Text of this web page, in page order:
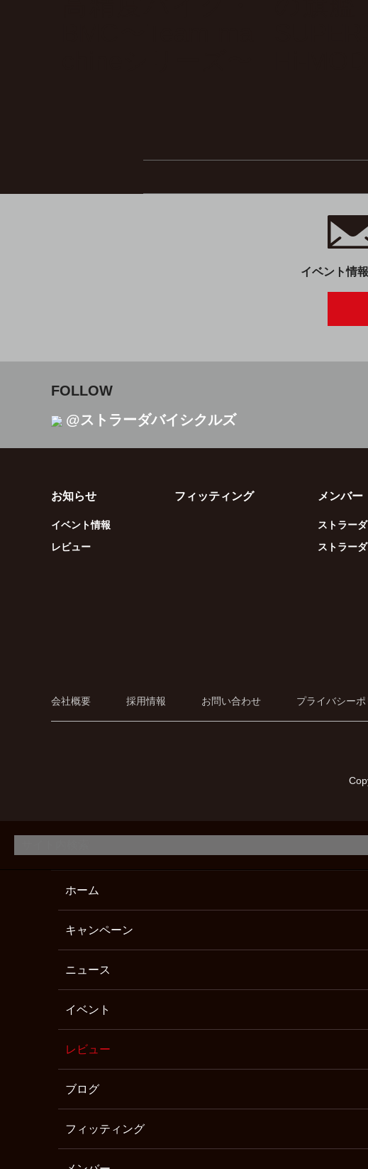
イベント情
FOLLOW
@ストラーダバイシクルズ
お知らせ
イベント情報
レビュー
フィッティング メンバー
ストラー
ストラー
会社概要 採用情報 お問い合わせ プライバシーポ
ホーム
キャンペーン
ニュース
イベント
レビュー
ブログ
フィッティング